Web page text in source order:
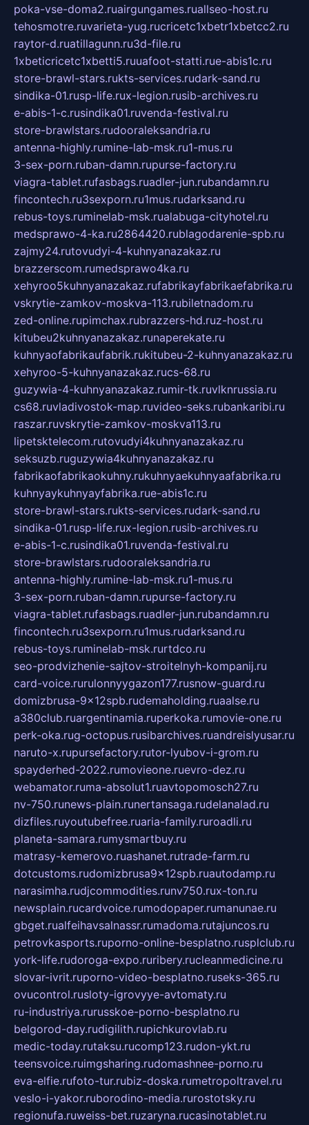
poka-vse-doma2.ruairgungames.ruallseo-host.ru
tehosmotre.ruvarieta-yug.rucricetc1xbetr1xbetcc2.ru
raytor-d.ruatillagunn.ru3d-file.ru
1xbeticricetc1xbetti5.ruuafoot-statti.rue-abis1c.ru
store-brawl-stars.rukts-services.rudark-sand.ru
sindika-01.rusp-life.rux-legion.rusib-archives.ru
e-abis-1-c.rusindika01.ruvenda-festival.ru
store-brawlstars.rudooraleksandria.ru
antenna-highly.rumine-lab-msk.ru1-mus.ru
3-sex-porn.ruban-damn.rupurse-factory.ru
viagra-tablet.rufasbags.ruadler-jun.rubandamn.ru
fincontech.ru3sexporn.ru1mus.rudarksand.ru
rebus-toys.ruminelab-msk.rualabuga-cityhotel.ru
medsprawo-4-ka.ru2864420.rublagodarenie-spb.ru
zajmy24.rutovudyi-4-kuhnyanazakaz.ru
brazzerscom.rumedsprawo4ka.ru
xehyroo5kuhnyanazakaz.rufabrikayfabrikaefabrika.ru
vskrytie-zamkov-moskva-113.rubiletnadom.ru
zed-online.rupimchax.rubrazzers-hd.ruz-host.ru
kitubeu2kuhnyanazakaz.runaperekate.ru
kuhnyaofabrikaufabrik.rukitubeu-2-kuhnyanazakaz.ru
xehyroo-5-kuhnyanazakaz.rucs-68.ru
guzywia-4-kuhnyanazakaz.rumir-tk.ruvlknrussia.ru
cs68.ruvladivostok-map.ruvideo-seks.rubankaribi.ru
raszar.ruvskrytie-zamkov-moskva113.ru
lipetsktelecom.rutovudyi4kuhnyanazakaz.ru
seksuzb.ruguzywia4kuhnyanazakaz.ru
fabrikaofabrikaokuhny.rukuhnyaekuhnyaafabrika.ru
kuhnyaykuhnyayfabrika.rue-abis1c.ru
store-brawl-stars.rukts-services.rudark-sand.ru
sindika-01.rusp-life.rux-legion.rusib-archives.ru
e-abis-1-c.rusindika01.ruvenda-festival.ru
store-brawlstars.rudooraleksandria.ru
antenna-highly.rumine-lab-msk.ru1-mus.ru
3-sex-porn.ruban-damn.rupurse-factory.ru
viagra-tablet.rufasbags.ruadler-jun.rubandamn.ru
fincontech.ru3sexporn.ru1mus.rudarksand.ru
rebus-toys.ruminelab-msk.rurtdco.ru
seo-prodvizhenie-sajtov-stroitelnyh-kompanij.ru
card-voice.rurulonnyygazon177.rusnow-guard.ru
domizbrusa-9x12spb.rudemaholding.ruaalse.ru
a380club.ruargentinamia.ruperkoka.rumovie-one.ru
perk-oka.rug-octopus.rusibarchives.ruandreislyusar.ru
naruto-x.rupursefactory.rutor-lyubov-i-grom.ru
spayderhed-2022.rumovieone.ruevro-dez.ru
webamator.ruma-absolut1.ruavtopomosch27.ru
nv-750.runews-plain.runertansaga.rudelanalad.ru
dizfiles.ruyoutubefree.ruaria-family.ruroadli.ru
planeta-samara.rumysmartbuy.ru
matrasy-kemerovo.ruashanet.rutrade-farm.ru
dotcustoms.rudomizbrusa9x12spb.ruautodamp.ru
narasimha.rudjcommodities.runv750.rux-ton.ru
newsplain.rucardvoice.rumodopaper.rumanunae.ru
gbget.rualfeihavsalnassr.rumadoma.rutajuncos.ru
petrovkasports.ruporno-online-besplatno.rusplclub.ru
york-life.rudoroga-expo.ruribery.rucleanmedicine.ru
slovar-ivrit.ruporno-video-besplatno.ruseks-365.ru
ovucontrol.rusloty-igrovyye-avtomaty.ru
ru-industriya.rurusskoe-porno-besplatno.ru
belgorod-day.rudigilith.rupichkurovlab.ru
medic-today.rutaksu.rucomp123.rudon-ykt.ru
teensvoice.ruimgsharing.rudomashnee-porno.ru
eva-elfie.rufoto-tur.rubiz-doska.rumetropoltravel.ru
veslo-i-yakor.ruborodino-media.rurostotsky.ru
regionufa.ruweiss-bet.ruzaryna.rucasinotablet.ru